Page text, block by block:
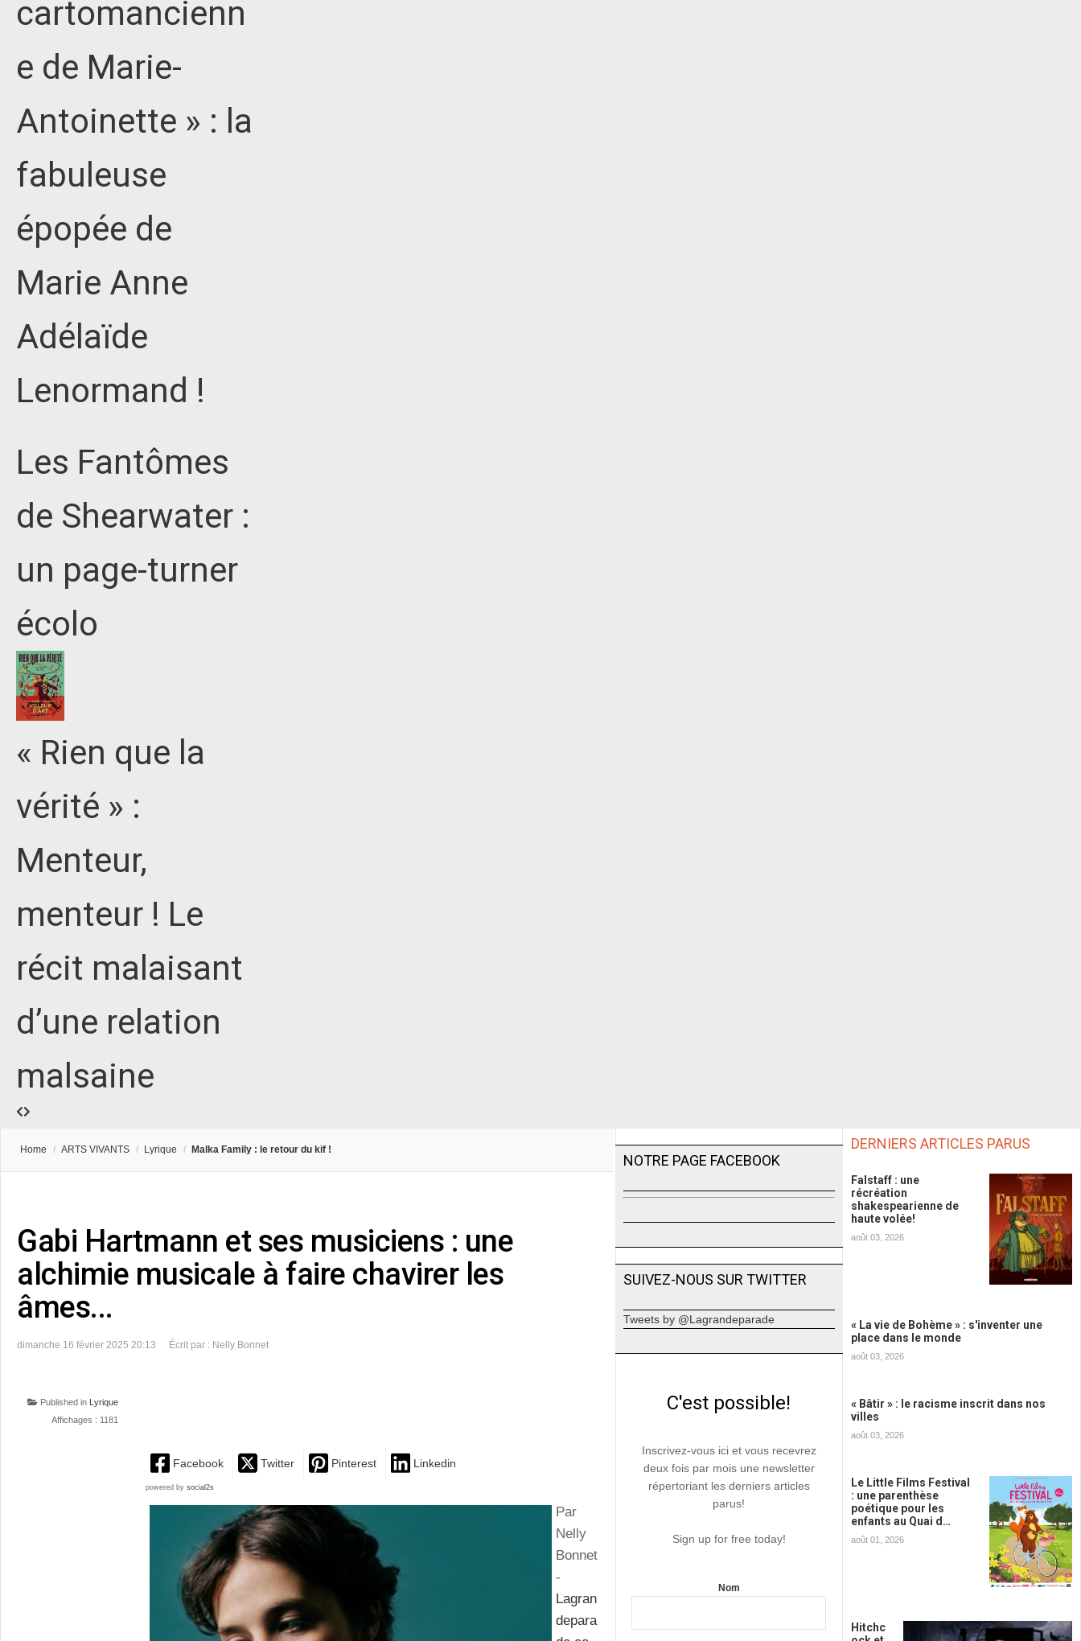
cartomancienn
e de Marie-
Antoinette » : la
fabuleuse
épopée de
Marie Anne
Adélaïde
Lenormand !
Les Fantômes
de Shearwater :
un page-turner
écolo
« Rien que la
vérité » :
Menteur,
menteur ! Le
récit malaisant
d’une relation
malsaine
Home / ARTS VIVANTS / Lyrique / Malka Family : le retour du kif !
Gabi Hartmann et ses musiciens : une
alchimie musicale à faire chavirer les
âmes...
dimanche 16 février 2025 20:13 Écrit par : Nelly Bonnet
Published in
Lyrique
Affichages : 1181
Facebook Twitter Pinterest Linkedin
powered by social2s
Par
Nelly
Bonnet
-
Lagran
depara
NOTRE PAGE FACEBOOK
SUIVEZ-NOUS SUR TWITTER
Tweets by @Lagrandeparade
C'est possible!
Inscrivez-vous ici et vous recevrez
deux fois par mois une newsletter
répertoriant les derniers articles
parus!
Sign up for free today!
Nom
DERNIERS ARTICLES PARUS
Falstaff : une
récréation
shakespearienne de
haute volée!
août 03, 2026
« La vie de Bohème » : s'inventer une
place dans le monde
août 03, 2026
« Bâtir » : le racisme inscrit dans nos
villes
août 03, 2026
Le Little Films Festival
: une parenthèse
poétique pour les
enfants au Quai d…
août 01, 2026
Hitchc